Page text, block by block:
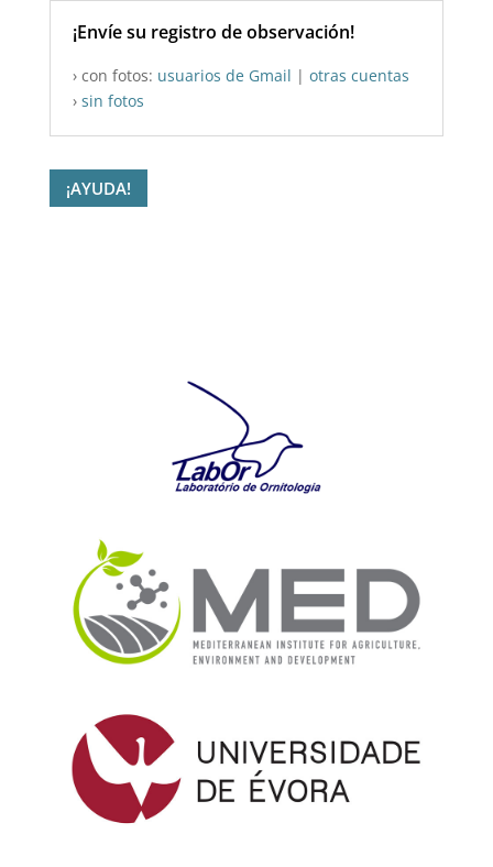
¡Envíe su registro de observación!
› con fotos: usuarios de Gmail | otras cuentas
› sin fotos
¡AYUDA!